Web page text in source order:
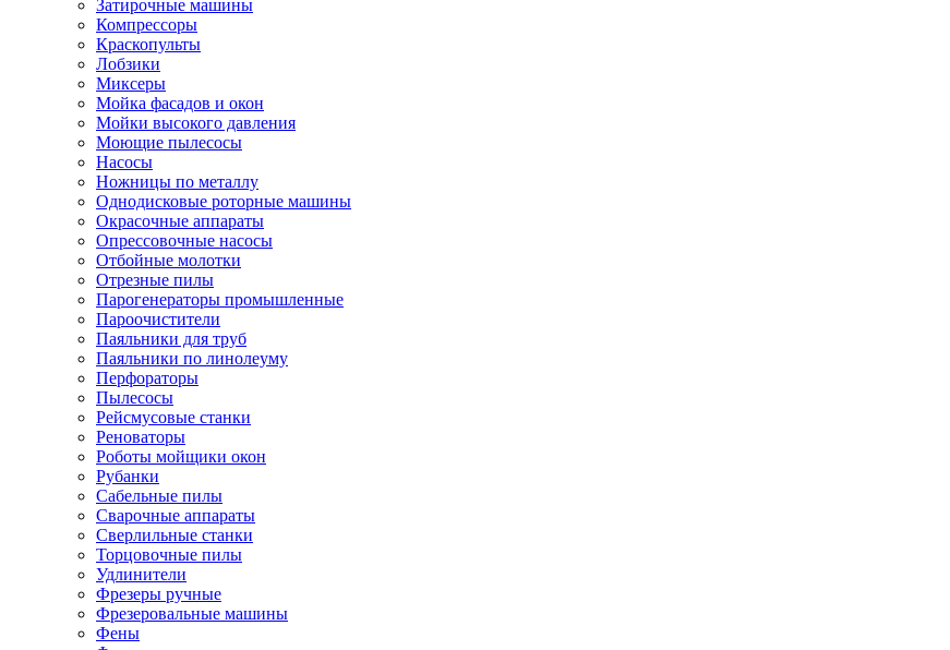
Затирочные машины
Компрессоры
Краскопульты
Лобзики
Миксеры
Мойка фасадов и окон
Мойки высокого давления
Моющие пылесосы
Насосы
Ножницы по металлу
Однодисковые роторные машины
Окрасочные аппараты
Опрессовочные насосы
Отбойные молотки
Отрезные пилы
Парогенераторы промышленные
Пароочистители
Паяльники для труб
Паяльники по линолеуму
Перфораторы
Пылесосы
Рейсмусовые станки
Реноваторы
Роботы мойщики окон
Рубанки
Сабельные пилы
Сварочные аппараты
Сверлильные станки
Торцовочные пилы
Удлинители
Фрезеры ручные
Фрезеровальные машины
Фены